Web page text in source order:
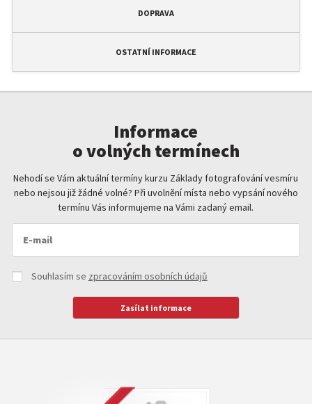
DOPRAVA
OSTATNÍ INFORMACE
Informace
o volných termínech
Nehodí se Vám aktuální termíny kurzu Základy fotografování vesmíru
nebo nejsou již žádné volné? Při uvolnění místa nebo vypsání nového
termínu Vás informujeme na Vámi zadaný email.
Souhlasím se zpracováním osobních údajů